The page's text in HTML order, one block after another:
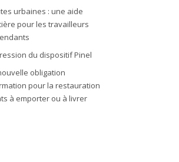
urbaines : une aide
pour les travailleurs
du dispositif Pinel
obligation
pour la restauration
à emporter ou à livrer